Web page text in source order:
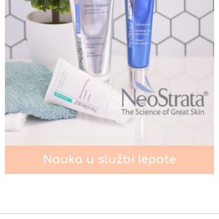
Kada je potrebno intenzivno
podmlađivanje lica?
Pigmentacije na licu
Nauka u službi lepote